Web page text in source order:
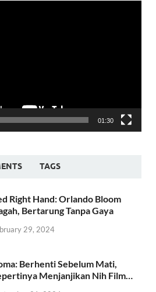
01:30
TAGS
Right Hand: Orlando Bloom
Bertarung Tanpa Gaya
29, 2024
Berhenti Sebelum Mati,
Menjanjikan Nih Film…